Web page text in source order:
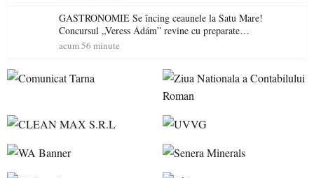
GASTRONOMIE Se încing ceaunele la Satu Mare!
Concursul „Veress Ádám” revine cu preparate
spectaculoase, premii și un jurat de renume
acum 56 minute